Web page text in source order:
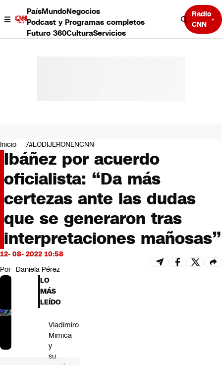
PaísMundoNegocios
Podcast y Programas completos
Futuro 360CulturaServicios
Radio
CNN
Negocios
Deportes
Programas completos
Cultura
Servicios
Bits
CNN tiempo
Futuro 360
Opinión
Inicio #LODIJERONENCNN
Ibáñez por acuerdo
oficialista: “Da más
certezas ante las dudas
que se generaron tras
interpretaciones mañosas”
12- 08- 2022 10:58
Por Daniela Pérez
LO
MÁS
LEÍDO
Vladimiro
Mimica
y
su